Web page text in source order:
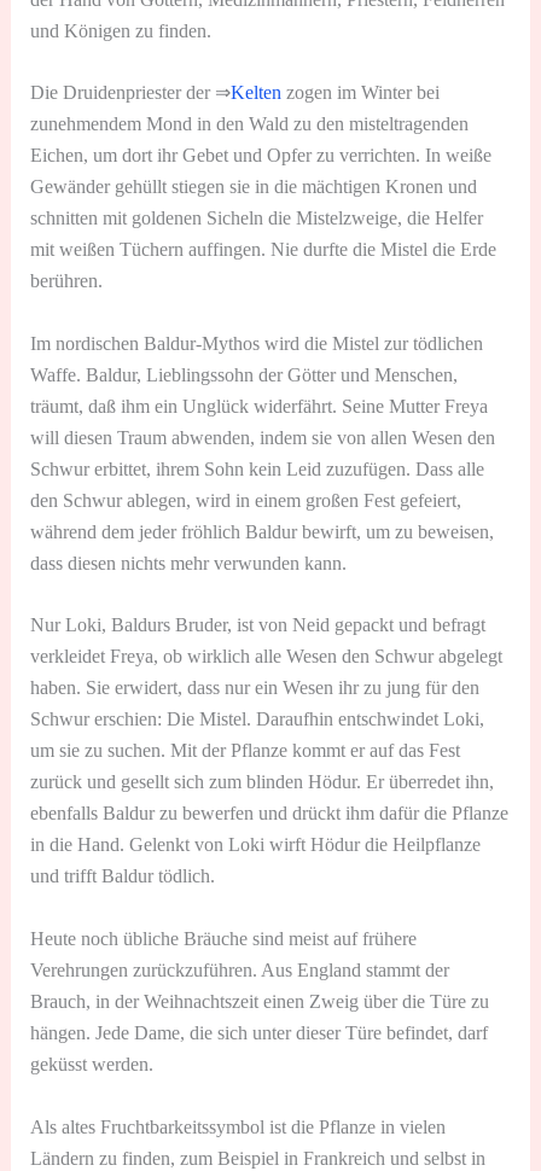
und Königen zu finden.
Die Druidenpriester der ⇒Kelten zogen im Winter bei
zunehmendem Mond in den Wald zu den misteltragenden
Eichen, um dort ihr Gebet und Opfer zu verrichten. In weiße
Gewänder gehüllt stiegen sie in die mächtigen Kronen und
schnitten mit goldenen Sicheln die Mistelzweige, die Helfer
mit weißen Tüchern auffingen. Nie durfte die Mistel die Erde
berühren.
Im nordischen Baldur-Mythos wird die Mistel zur tödlichen
Waffe. Baldur, Lieblingssohn der Götter und Menschen,
träumt, daß ihm ein Unglück widerfährt. Seine Mutter Freya
will diesen Traum abwenden, indem sie von allen Wesen den
Schwur erbittet, ihrem Sohn kein Leid zuzufügen. Dass alle
den Schwur ablegen, wird in einem großen Fest gefeiert,
während dem jeder fröhlich Baldur bewirft, um zu beweisen,
dass diesen nichts mehr verwunden kann.
Nur Loki, Baldurs Bruder, ist von Neid gepackt und befragt
verkleidet Freya, ob wirklich alle Wesen den Schwur abgelegt
haben. Sie erwidert, dass nur ein Wesen ihr zu jung für den
Schwur erschien: Die Mistel. Daraufhin entschwindet Loki,
um sie zu suchen. Mit der Pflanze kommt er auf das Fest
zurück und gesellt sich zum blinden Hödur. Er überredet ihn,
ebenfalls Baldur zu bewerfen und drückt ihm dafür die Pflanze
in die Hand. Gelenkt von Loki wirft Hödur die Heilpflanze
und trifft Baldur tödlich.
Heute noch übliche Bräuche sind meist auf frühere
Verehrungen zurückzuführen. Aus England stammt der
Brauch, in der Weihnachtszeit einen Zweig über die Türe zu
hängen. Jede Dame, die sich unter dieser Türe befindet, darf
geküsst werden.
Als altes Fruchtbarkeitssymbol ist die Pflanze in vielen
Ländern zu finden, zum Beispiel in Frankreich und selbst in